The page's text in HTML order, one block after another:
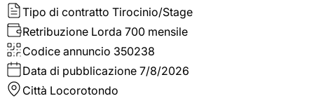
Tipo di contratto Tirocinio/Stage
Retribuzione Lorda 700 mensile
Codice annuncio 350238
Data di pubblicazione 7/8/2026
Città Locorotondo